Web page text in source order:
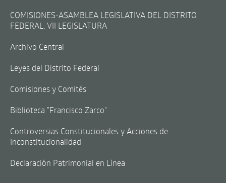
COMISIONES-ASAMBLEA LEGISLATIVA DEL DISTRITO
FEDERAL, VII LEGISLATURA
Archivo Central
Leyes del Distrito Federal
Comisiones y Comités
Biblioteca "Francisco Zarco"
Controversias Constitucionales y Acciones de
Inconstitucionalidad
Declaración Patrimonial en Línea